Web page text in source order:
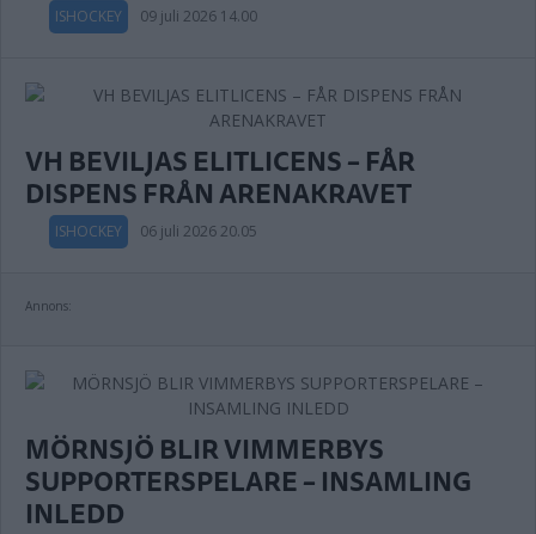
ISHOCKEY 09 juli 2026 14.00
VH BEVILJAS ELITLICENS – FÅR
DISPENS FRÅN ARENAKRAVET
ISHOCKEY 06 juli 2026 20.05
Annons:
MÖRNSJÖ BLIR VIMMERBYS
SUPPORTERSPELARE – INSAMLING
INLEDD